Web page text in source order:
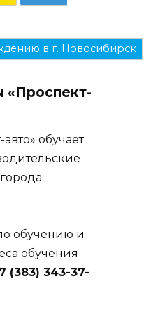
в г. Новосибирск
«Проспект-
обучает
обучению и
обучения
(383) 343-37-